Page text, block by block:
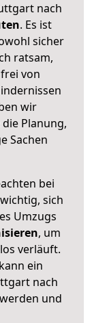
nach
. Es ist
sicher
ratsam,
von
wir
Planung,
Sachen
bei
sich
Umzugs
, um
verläuft.
ein
nach
und